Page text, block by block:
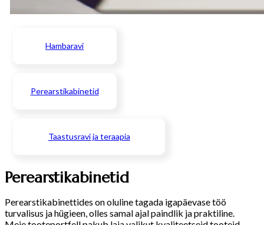
Hambaravi
Perearstikabinetid
Taastusravi ja teraapia
Perearstikabinetid
Perearstikabinettides on oluline tagada igapäevase töö
turvalisus ja hügieen, olles samal ajal paindlik ja praktiline.